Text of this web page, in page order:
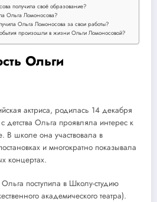
получила своё образование?
Ольга Ломоносова?
Ольга Ломоносова за свои работы?
произошли в жизни Ольги Ломоносовой?
Ольги
актриса, родилась 14 декабря
детства Ольга проявляла интерес к
В школе она участвовала в
и многократно показывала
концертах.
поступила в Школу-студию
академического театра).